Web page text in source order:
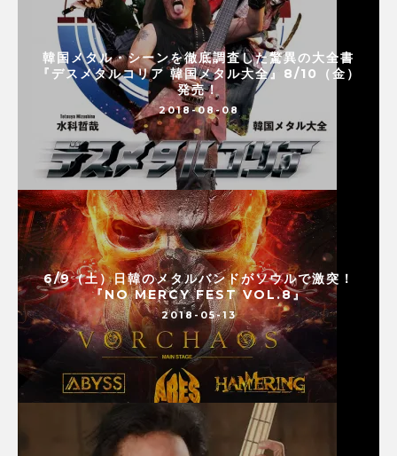
韓国メタル・シーンを徹底調査した驚異の大全書
『デスメタルコリア 韓国メタル大全』8/10（金）
発売！
2018-08-08
6/9（土）日韓のメタルバンドがソウルで激突！
『NO MERCY FEST VOL.8』
2018-05-13